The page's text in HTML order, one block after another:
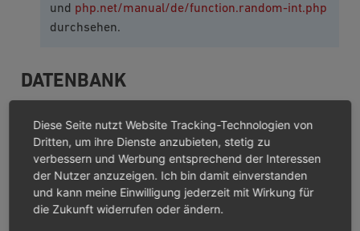
und php.net/manual/de/function.random-int.php
durchsehen.
DATENBANK
MySQL 8.4 oder 8.0
MariaDB 11.8
Der Datenbankbenutzer benötigt ausreichende
Berechtigung, um während der Installation eine
Diese Seite nutzt Website Tracking-Technologien von
Dritten, um ihre Dienste anzubieten, stetig zu
verbessern und Werbung entsprechend der Interessen
der Nutzer anzuzeigen. Ich bin damit einverstanden
und kann meine Einwilligung jederzeit mit Wirkung für
die Zukunft widerrufen oder ändern.